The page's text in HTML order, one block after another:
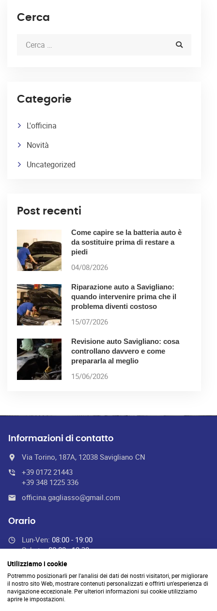
Cerca
Categorie
L'officina
Novità
Uncategorized
Post recenti
Come capire se la batteria auto è
da sostituire prima di restare a
piedi
04/08/2026
Riparazione auto a Savigliano:
quando intervenire prima che il
problema diventi costoso
15/07/2026
Revisione auto Savigliano: cosa
controllano davvero e come
prepararla al meglio
15/06/2026
Informazioni di contatto
Via Torino, 187A, 12038 Savigliano CN
+39 0172 21443
+39 348 1225 336
officina.gagliasso@gmail.com
Orario
Lun-Ven: 08:00 - 19:00
Sabato:08:00 - 12:30
Domenica:Chiuso
Officina Gagliasso autoriparazioni gommista di Gagliasso Lorenzo -
Utilizziamo i cookie
Potremmo posizionarli per l'analisi dei dati dei nostri visitatori, per migliorare
il nostro sito Web, mostrare contenuti personalizzati e offrirti un'esperienza di
navigazione eccezionale. Per ulteriori informazioni sui cookie utilizziamo
aprire le impostazioni.